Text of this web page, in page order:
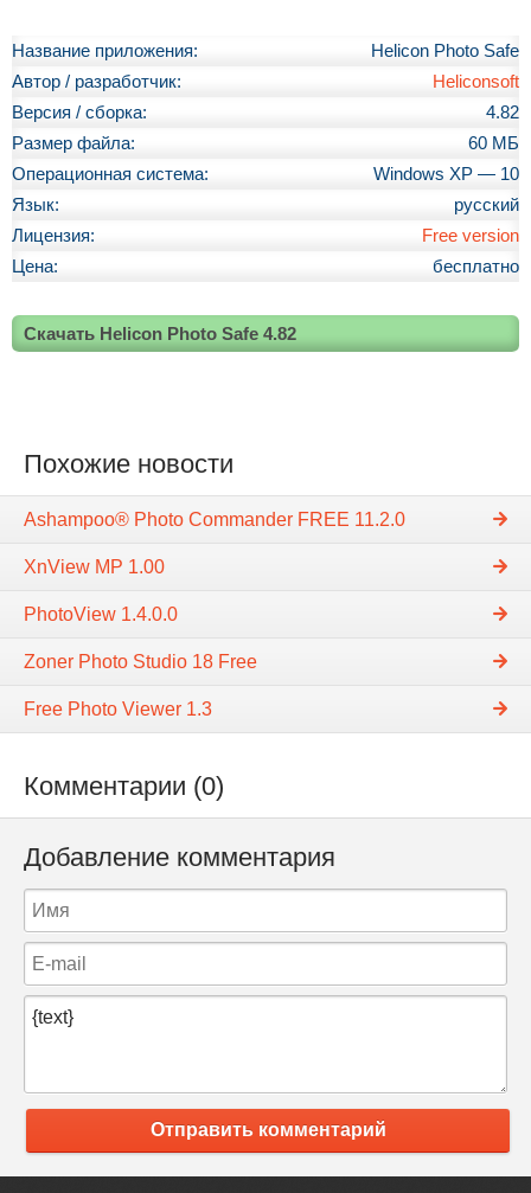
Название приложения:
Helicon Photo Safe
Автор / разработчик:
Heliconsoft
Версия / сборка:
4.82
Размер файла:
60 МБ
Операционная система:
Windows XP — 10
Язык:
русский
Лицензия:
Free version
Цена:
бесплатно
Скачать Helicon Photo Safe 4.82
Похожие новости
Ashampoo® Photo Commander FREE 11.2.0
XnView MP 1.00
PhotoView 1.4.0.0
Zoner Photo Studio 18 Free
Free Photo Viewer 1.3
Комментарии (0)
Добавление комментария
Отправить комментарий